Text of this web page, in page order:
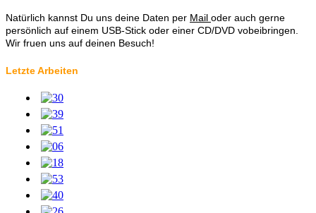
Natürlich kannst Du uns deine Daten per Mail oder auch gerne
persönlich auf einem USB-Stick oder einer CD/DVD vobeibringen.
Wir fruen uns auf deinen Besuch!
Letzte Arbeiten